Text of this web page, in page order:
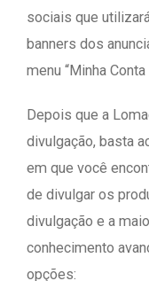
sociais que
banners dos
menu “Minha Conta
Depois que a
divulgação, basta
em que você
de divulgar os
divulgação e a
conhecimento
opções: